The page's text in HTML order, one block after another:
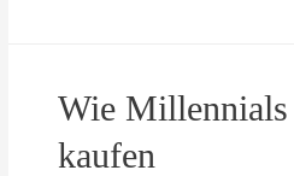
n
e
u
K
o
s
m
Wie Millennials
kaufen